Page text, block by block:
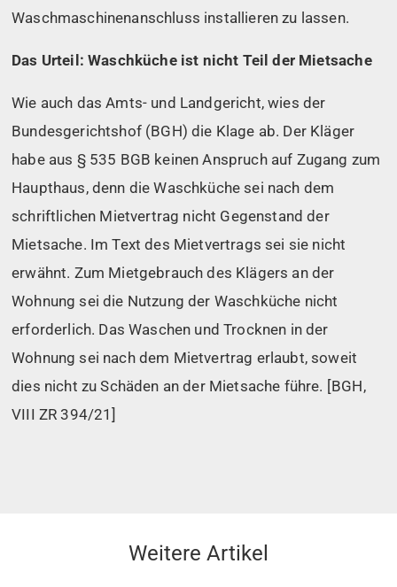
Waschmaschinenanschluss installieren zu lassen.
Das Urteil: Waschküche ist nicht Teil der Mietsache
Wie auch das Amts- und Landgericht, wies der
Bundesgerichtshof (BGH) die Klage ab. Der Kläger
habe aus § 535 BGB keinen Anspruch auf Zugang zum
Haupthaus, denn die Waschküche sei nach dem
schriftlichen Mietvertrag nicht Gegenstand der
Mietsache. Im Text des Mietvertrags sei sie nicht
erwähnt. Zum Mietgebrauch des Klägers an der
Wohnung sei die Nutzung der Waschküche nicht
erforderlich. Das Waschen und Trocknen in der
Wohnung sei nach dem Mietvertrag erlaubt, soweit
dies nicht zu Schäden an der Mietsache führe. [BGH,
VIII ZR 394/21]
Weitere Artikel